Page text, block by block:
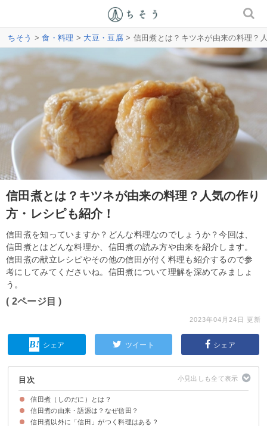
ちそう >食・料理 > 大豆・豆腐> 信田煮とは？キツネが由来の料理？
信田煮とは？キツネが由来の料理？人気の作り
方・レシピも紹介！
信田煮を知っていますか？どんな料理なのでしょうか？今回は、
信田煮とはどんな料理か、信田煮の読み方や由来を紹介します。
信田煮の献立レシピやその他の信田が付く料理も紹介するので参
考にしてみてくださいね。信田煮について理解を深めてみましょ
う。
( 2ページ目 )
2023年04月24日 更新
シェア ツイート シェア
目次
信田煮（しのだに）とは？
信田煮（しのだに）の意味は「油揚げ」の煮物
信田煮は地域の郷土料理ではない
信田煮の由来・語源は？なぜ信田？
信田煮は「信太の森の伝説」のキツネの言い伝えに由来する
信田煮以外に「信田」がつく料理はある？